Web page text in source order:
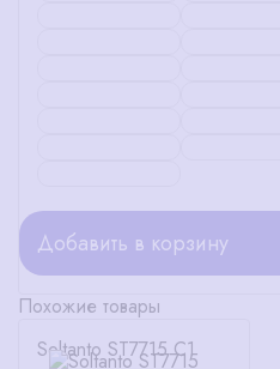
Добавить в корзину
Похожие товары
Soltanto ST7715 C1